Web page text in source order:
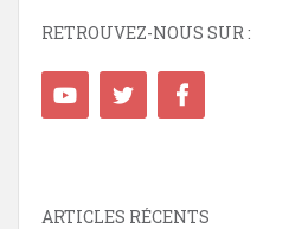
RETROUVEZ-NOUS SUR :
ARTICLES RÉCENTS